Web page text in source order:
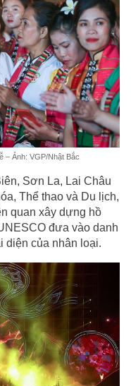
– Ảnh: VGP/Nhật Bắc
Sơn La, Lai Châu
Thể thao và Du lịch,
quan xây dựng hồ
đưa vào danh
diện của nhân loại.